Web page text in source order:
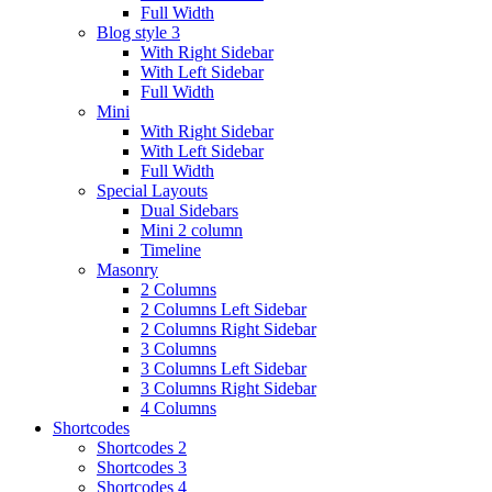
Full Width
Blog style 3
With Right Sidebar
With Left Sidebar
Full Width
Mini
With Right Sidebar
With Left Sidebar
Full Width
Special Layouts
Dual Sidebars
Mini 2 column
Timeline
Masonry
2 Columns
2 Columns Left Sidebar
2 Columns Right Sidebar
3 Columns
3 Columns Left Sidebar
3 Columns Right Sidebar
4 Columns
Shortcodes
Shortcodes 2
Shortcodes 3
Shortcodes 4